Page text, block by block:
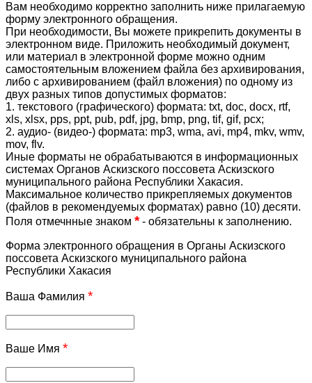
Вам необходимо корректно заполнить ниже прилагаемую
форму электронного обращения.
При необходимости, Вы можете прикрепить документы в
электронном виде. Приложить необходимый документ,
или материал в электронной форме можно одним
самостоятельным вложением файла без архивирования,
либо с архивированием (файл вложения) по одному из
двух разных типов допустимых форматов:
1. текстового (графического) формата: txt, doc, docx, rtf,
xls, xlsx, pps, ppt, pub, pdf, jpg, bmp, png, tif, gif, pcx;
2. аудио- (видео-) формата: mp3, wma, avi, mp4, mkv, wmv,
mov, flv.
Иные форматы не обрабатываются в информационных
системах Органов Аскизского поссовета Аскизского
муниципального района Республики Хакасия.
Максимальное количество прикрепляемых документов
(файлов в рекомендуемых форматах) равно (10) десяти.
Поля отмечнные знаком *- обязательны к заполнению.
Форма электронного обращения в Органы Аскизского
поссовета Аскизского муниципального района
Республики Хакасия
Ваша Фамилия *
Ваше Имя *